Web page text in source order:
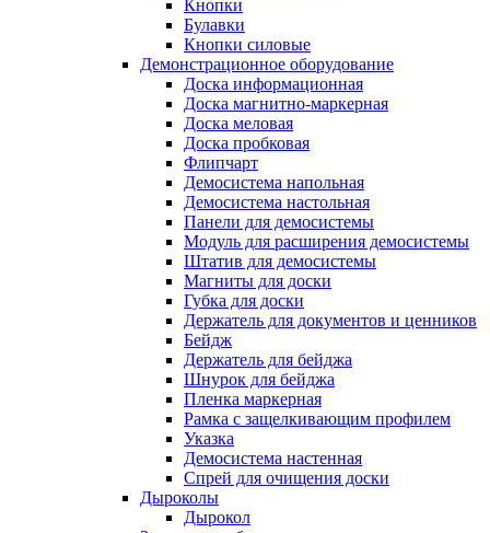
Кнопки
Булавки
Кнопки силовые
Демонстрационное оборудование
Доска информационная
Доска магнитно-маркерная
Доска меловая
Доска пробковая
Флипчарт
Демосистема напольная
Демосистема настольная
Панели для демосистемы
Модуль для расширения демосистемы
Штатив для демосистемы
Магниты для доски
Губка для доски
Держатель для документов и ценников
Бейдж
Держатель для бейджа
Шнурок для бейджа
Пленка маркерная
Рамка с защелкивающим профилем
Указка
Демосистема настенная
Спрей для очищения доски
Дыроколы
Дырокол